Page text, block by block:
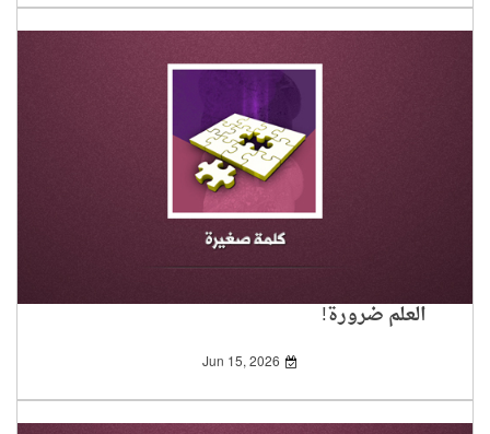
العلم ضرورة!
Jun 15, 2026